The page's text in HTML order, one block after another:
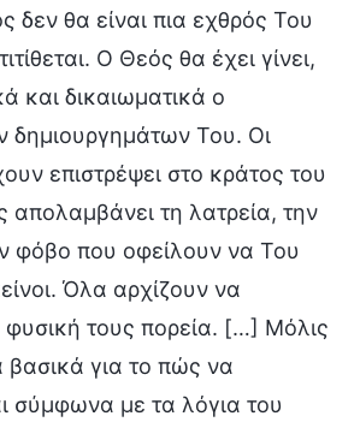
δεν θα είναι πια εχθρός Του
Ο Θεός θα έχει γίνει,
και δικαιωματικά ο
δημιουργημάτων Του. Οι
επιστρέψει στο κράτος του
απολαμβάνει τη λατρεία, την
φόβο που οφείλουν να Του
Όλα αρχίζουν να
τους πορεία. […] Μόλις
βασικά για το πώς να
σύμφωνα με τα λόγια του